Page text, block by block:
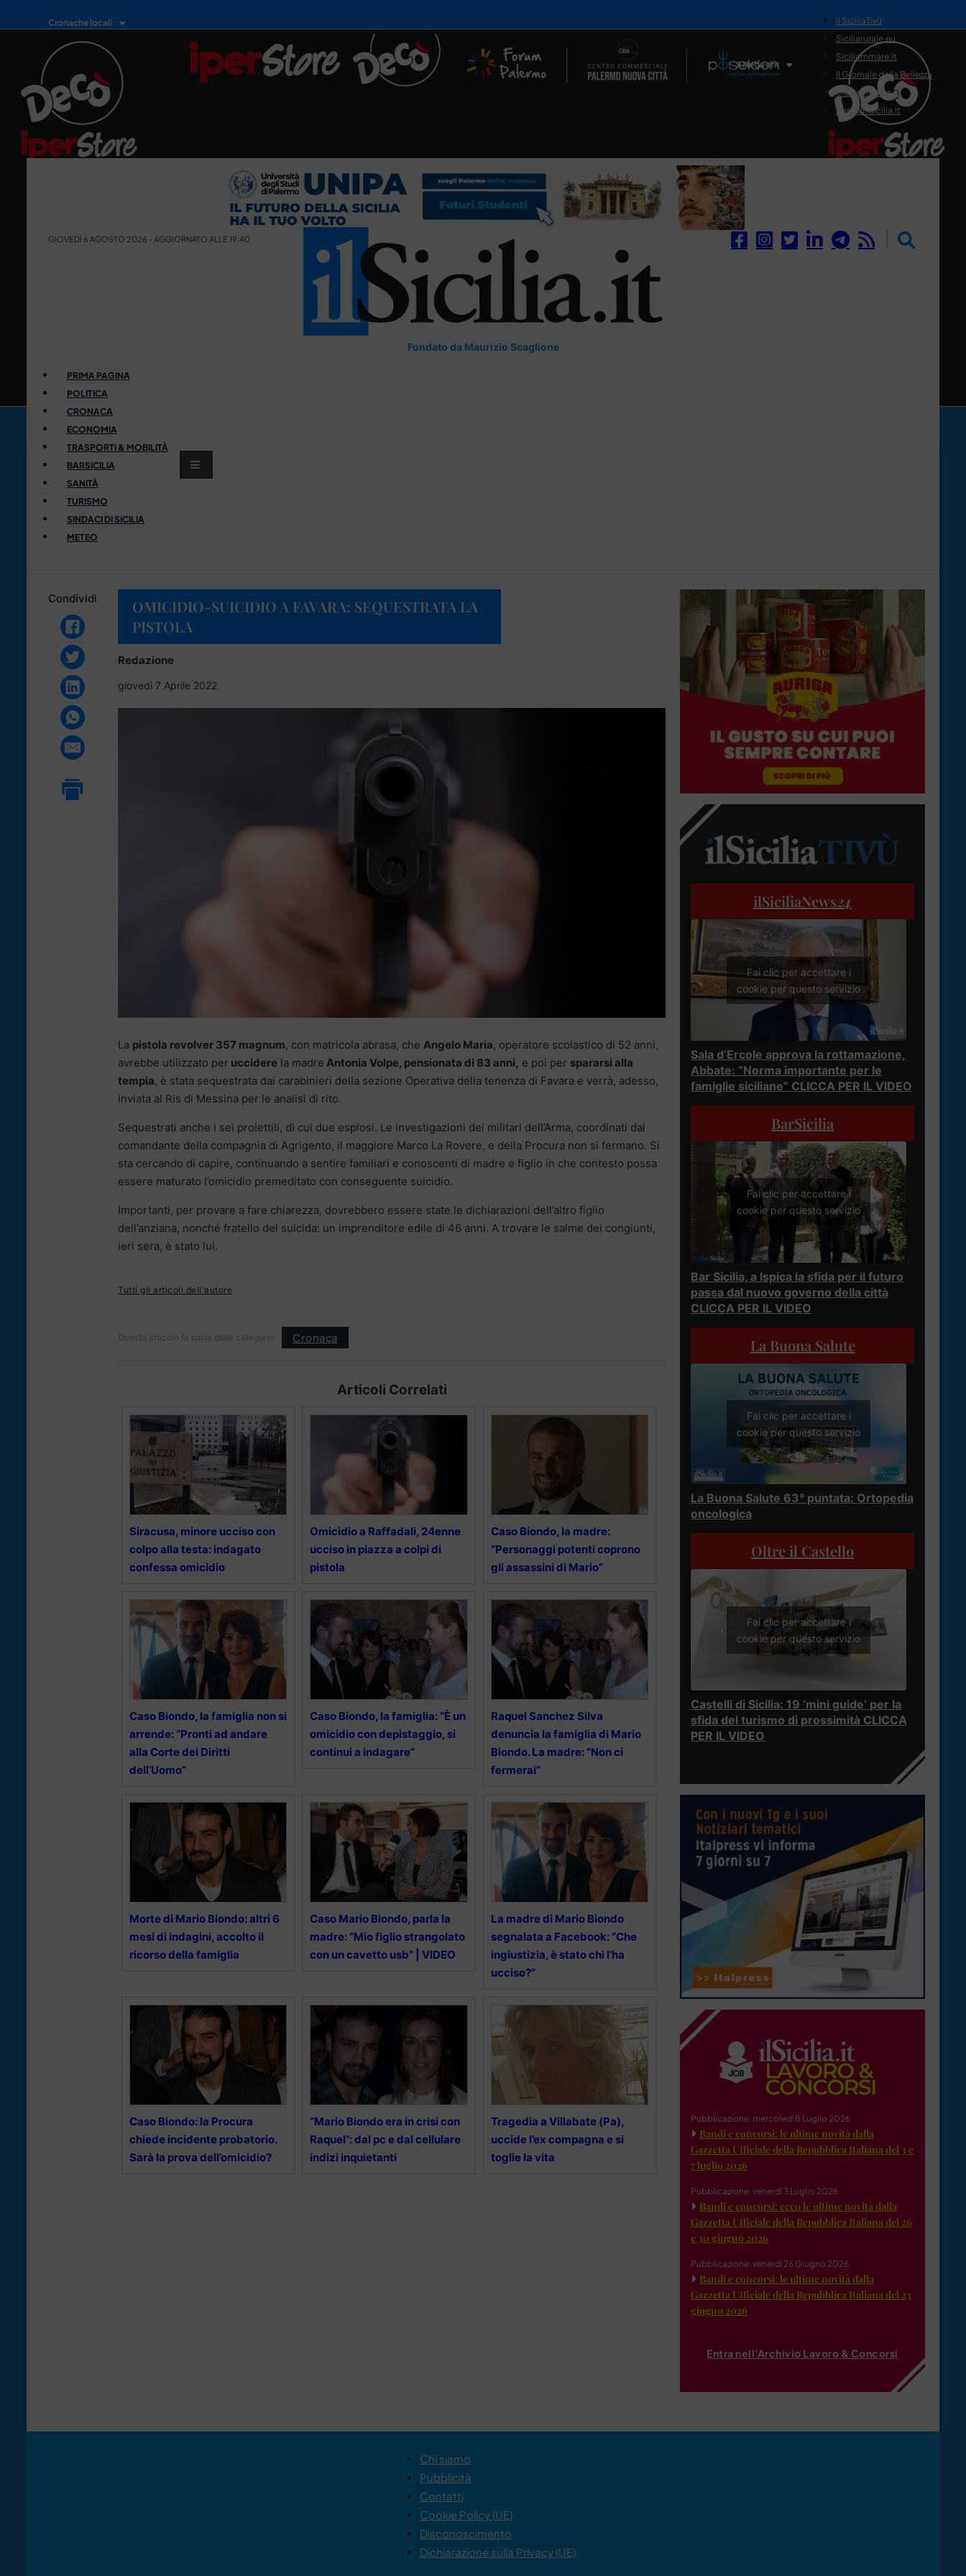
Cronache locali
Il Network
il SiciliaTivù
Siciliarurale.eu
Siciliammare.it
Il Giornale della Bellezza
Siciliamedica.it
Sanitainsicilia.it
GIOVEDÌ 6 AGOSTO 2026 - AGGIORNATO ALLE 19:40
Fondato da Maurizio Scaglione
PRIMA PAGINA
POLITICA
CRONACA
ECONOMIA
TRASPORTI & MOBILITÀ
BARSICILIA
SANITÀ
TURISMO
SINDACI DI SICILIA
METEO
Condividi
OMICIDIO-SUICIDIO A FAVARA: SEQUESTRATA LA
PISTOLA
Redazione
giovedì 7 Aprile 2022
La pistola revolver 357 magnum, con matricola abrasa, che Angelo Maria, operatore scolastico di 52 anni,
avrebbe utilizzato per uccidere la madre Antonia Volpe, pensionata di 83 anni, e poi per spararsi alla
tempia, è stata sequestrata dai carabinieri della sezione Operativa della tenenza di Favara e verrà, adesso,
inviata al Ris di Messina per le analisi di rito.
Sequestrati anche i sei proiettili, di cui due esplosi. Le investigazioni dei militari dell’Arma, coordinati dal
comandante della compagnia di Agrigento, il maggiore Marco La Rovere, e della Procura non si fermano. Si
sta cercando di capire, continuando a sentire familiari e conoscenti di madre e figlio in che contesto possa
essere maturato l’omicidio premeditato con conseguente suicidio.
Importanti, per provare a fare chiarezza, dovrebbero essere state le dichiarazioni dell’altro figlio
dell’anziana, nonché fratello del suicida: un imprenditore edile di 46 anni. A trovare le salme dei congiunti,
ieri sera, è stato lui.
Tutti gli articoli dell'autore
Questo articolo fa parte delle categorie: Cronaca
Articoli Correlati
Siracusa, minore ucciso con
colpo alla testa: indagato
confessa omicidio
Omicidio a Raffadali, 24enne
ucciso in piazza a colpi di
pistola
Caso Biondo, la madre:
“Personaggi potenti coprono
gli assassini di Mario”
Caso Biondo, la famiglia non si
arrende: “Pronti ad andare
alla Corte dei Diritti
dell’Uomo”
Caso Biondo, la famiglia: “È un
omicidio con depistaggio, si
continui a indagare”
Raquel Sanchez Silva
denuncia la famiglia di Mario
Biondo. La madre: “Non ci
fermerai”
Morte di Mario Biondo: altri 6
mesi di indagini, accolto il
ricorso della famiglia
Caso Mario Biondo, parla la
madre: “Mio figlio strangolato
con un cavetto usb” | VIDEO
La madre di Mario Biondo
segnalata a Facebook: “Che
ingiustizia, è stato chi l’ha
ucciso?”
Caso Biondo: la Procura
chiede incidente probatorio.
Sarà la prova dell’omicidio?
“Mario Biondo era in crisi con
Raquel”: dal pc e dal cellulare
indizi inquietanti
Tragedia a Villabate (Pa),
uccide l’ex compagna e si
toglie la vita
ilSiciliaNews24
Fai clic per accettare i
cookie per questo servizio
Sala d’Ercole approva la rottamazione,
Abbate: “Norma importante per le
famiglie siciliane” CLICCA PER IL VIDEO
BarSicilia
Fai clic per accettare i
cookie per questo servizio
Bar Sicilia, a Ispica la sfida per il futuro
passa dal nuovo governo della città
CLICCA PER IL VIDEO
La Buona Salute
Fai clic per accettare i
cookie per questo servizio
La Buona Salute 63° puntata: Ortopedia
oncologica
Oltre il Castello
Fai clic per accettare i
cookie per questo servizio
Castelli di Sicilia: 19 ‘mini guide’ per la
sfida del turismo di prossimità CLICCA
PER IL VIDEO
Pubblicazione: mercoledì 8 Luglio 2026
Bandi e concorsi: le ultime novità dalla
Gazzetta Ufficiale della Repubblica Italiana del 3 e
7 luglio 2026
Pubblicazione: venerdì 3 Luglio 2026
Bandi e concorsi: ecco le ultime novità dalla
Gazzetta Ufficiale della Repubblica Italiana del 26
e 30 giugno 2026
Pubblicazione: venerdì 26 Giugno 2026
Bandi e concorsi: le ultime novità dalla
Gazzetta Ufficiale della Repubblica Italiana del 23
giugno 2026
Entra nell'Archivio Lavoro & Concorsi
Chi siamo
Pubblicità
Contatti
Cookie Policy (UE)
Disconoscimento
Dichiarazione sulla Privacy (UE)